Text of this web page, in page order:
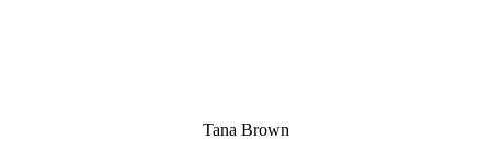
Tana Brown